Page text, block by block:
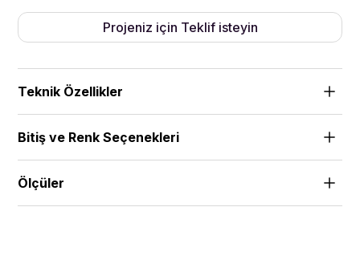
Projeniz için Teklif isteyin
Teknik Özellikler
MDF'ye sahiptir. Proje ihtiyaçlarınıza uygun olarak
alternatif kalınlıklar ve malzemeler için iletişime geçin
Bitiş ve Renk Seçenekleri
Ölçüler